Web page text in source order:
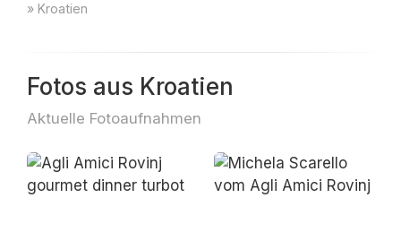
» Kroatien
Fotos aus Kroatien
Aktuelle Fotoaufnahmen